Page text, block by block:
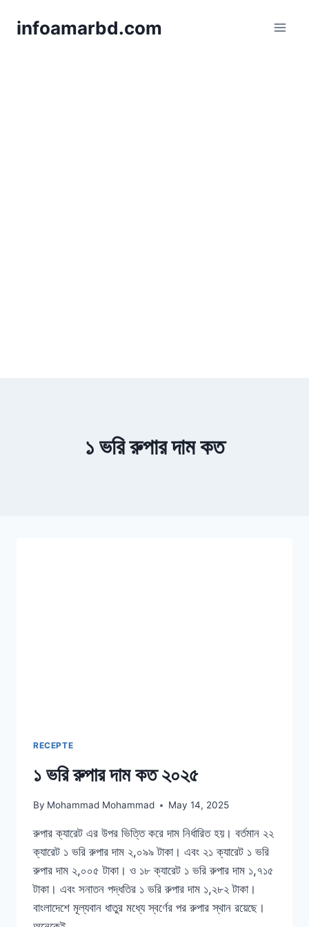
infoamarbd.com
১ ভরি রুপার দাম কত
RECEPTE
১ ভরি রুপার দাম কত ২০২৫
By Mohammad Mohammad May 14, 2025
রুপার ক্যারেট এর উপর ভিত্তি করে দাম নির্ধারিত হয়। বর্তমান ২২
ক্যারেট ১ ভরি রুপার দাম ২,০৯৯ টাকা। এবং ২১ ক্যারেট ১ ভরি
রুপার দাম ২,০০৫ টাকা। ও ১৮ ক্যারেট ১ ভরি রুপার দাম ১,৭১৫
টাকা। এবং সনাতন পদ্ধতির ১ ভরি রুপার দাম ১,২৮২ টাকা।
বাংলাদেশে মূল্যবান ধাতুর মধ্যে স্বর্ণের পর রুপার স্থান রয়েছে।